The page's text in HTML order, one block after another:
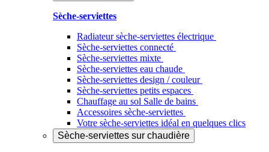
Sèche-serviettes
Radiateur sèche-serviettes électrique
Sèche-serviettes connecté
Sèche-serviettes mixte
Sèche-serviettes eau chaude
Sèche-serviettes design / couleur
Sèche-serviettes petits espaces
Chauffage au sol Salle de bains
Accessoires sèche-serviettes
Votre sèche-serviettes idéal en quelques clics
Sèche-serviettes sur chaudière